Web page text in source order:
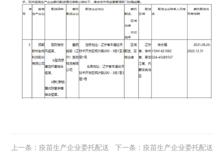
上一条：疫苗生产企业委托配送
下一条：疫苗生产企业委托配送